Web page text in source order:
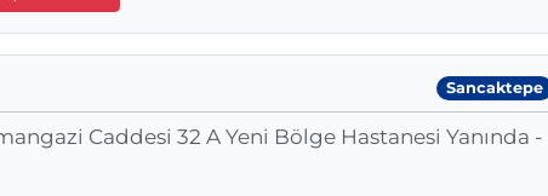
Sancaktepe
Caddesi 32 A Yeni Bölge Hastanesi Yanında -